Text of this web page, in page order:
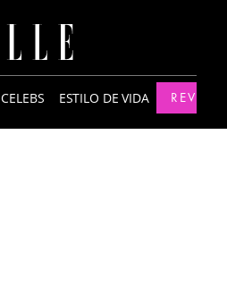
CELEBS ESTILO DE VIDA